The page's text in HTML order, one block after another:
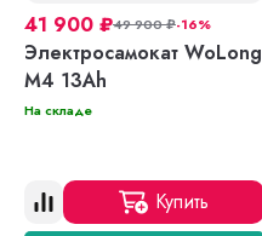
41 900 ₽49 900₽-16%
Электросамокат WoLong
M4 13Ah
На складе
Купить